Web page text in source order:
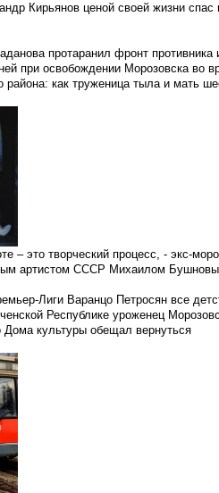
Кирьянов ценой своей жизни спас
протаранил фронт
при освобождении Морозовска во
как труженица тыла и мать
– это творческий процесс, - экс-
артистом СССР Михаилом
Лиги Варанцо Петросян все
Республике уроженец
культуры обещал вернуться